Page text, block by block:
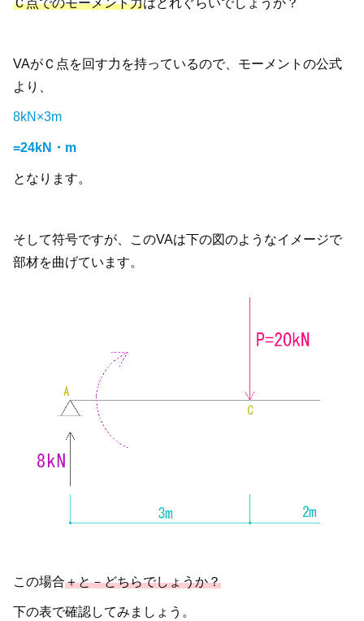
VAがＣ点を回す力を持っているので、モーメントの公式
より、
8kN×3m
=24kN・m
となります。
そして符号ですが、このVAは下の図のようなイメージで
部材を曲げています。
この場合＋と－どちらでしょうか？
下の表で確認してみましょう。